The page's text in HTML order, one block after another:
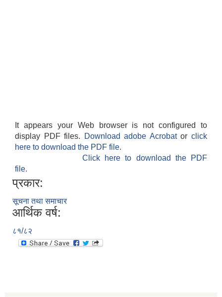
It appears your Web browser is not configured to
display PDF files.
Download adobe Acrobatorclick
here to download the PDF file.
Click here to download the PDF
file.
प्रकार:
सूचना तथा समाचार
आर्थिक वर्ष:
८१/८२